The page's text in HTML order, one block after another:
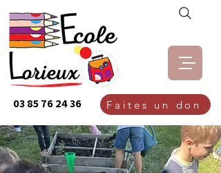
03 85 76 24 36 Faites un don